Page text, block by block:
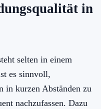
in
selten in einem
es sinnvoll,
in kurzen Abständen zu
nachzufassen. Dazu